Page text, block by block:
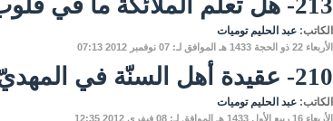
213- هل تعلم الملائكة ما في قلوب العباد ؟
الكاتب: عبد الحليم توميات
الأربعاء 22 ذو الحجة 1433 هـ الموافق لـ: 07 نوفمبر 2012 07:13
210- عقيدة أهل السنّة في المهديّ.
الكاتب: عبد الحليم توميات
الأربعاء 16 ربيع الأول 1433 هـ الموافق لـ: 08 فيفري 2012 12:35